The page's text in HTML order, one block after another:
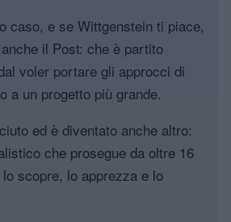
caso, e se Wittgenstein ti piace,
il Post: che è partito
voler portare gli approcci di
a un progetto più grande.
ed è diventato anche altro:
che prosegue da oltre 16
scopre, lo apprezza e lo